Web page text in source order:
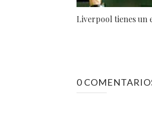
Liverpool tienes un
0